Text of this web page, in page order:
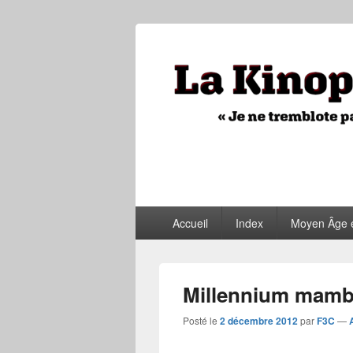
La
principalAccueil Index Moyen Âge
Millennium
Posté le 2 décembre 2012parF3C —